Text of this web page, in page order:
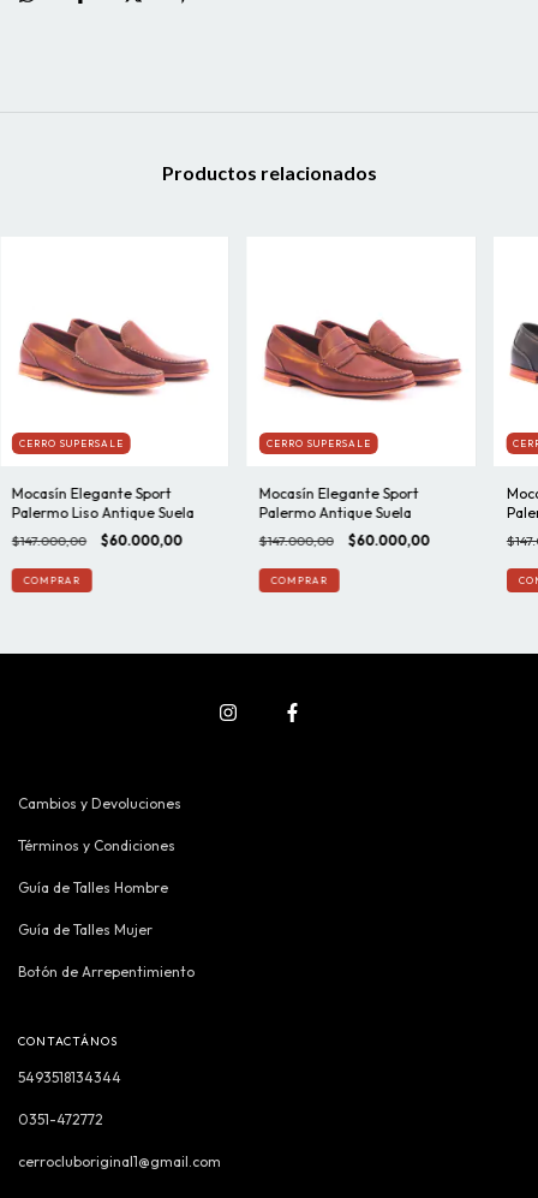
Productos relacionados
CERRO SUPERSALE
Mocasín Elegante Sport
Palermo Liso Antique Suela
$147.000,00 $60.000,00
COMPRAR
CERRO SUPERSALE
Mocasín Elegante Sport
Palermo Antique Suela
$147.000,00 $60.000,00
COMPRAR
Cambios y Devoluciones
Términos y Condiciones
Guía de Talles Hombre
Guía de Talles Mujer
Botón de Arrepentimiento
CONTACTÁNOS
5493518134344
0351-472772
cerrocluboriginal1@gmail.com